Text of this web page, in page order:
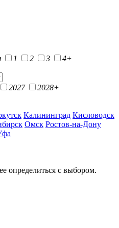
1 2 3
4+
2027
2028+
Калининград Кисловодск
Омск Ростов-на-Дону
определиться с выбором.